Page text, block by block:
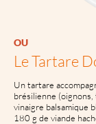
OU
Le Tartare
Un tartare
brésilienne
vinaigre balsamique
180 g de viande